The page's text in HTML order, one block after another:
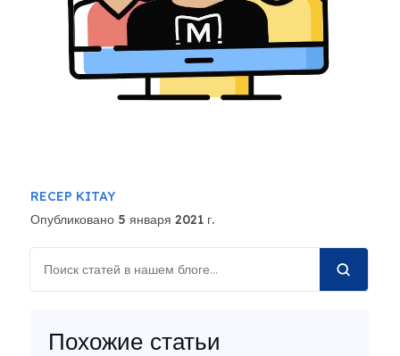
RECEP KITAY
Опубликовано 5 января 2021 г.
Похожие статьи